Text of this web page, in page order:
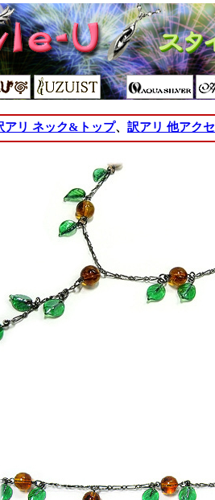
アリ ネック&トップ、 訳アリ 他アクセ